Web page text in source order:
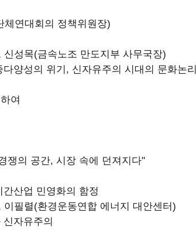
연대회의 정책위원장)
성목(금속노조 만도지부 사무국장)
양성의 위기, 신자유주의 시대의 문화논리
여
쟁의 공간, 시장 속에 던져지다"
산업 민영화의 함정
필렬(환경운동연합 에너지 대안센터)
자유주의